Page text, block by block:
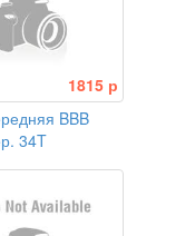
1815 р
BBB
34T